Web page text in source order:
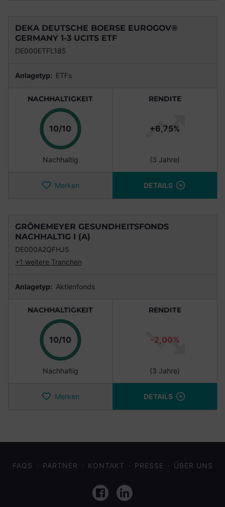
DEKA DEUTSCHE BOERSE EUROGOV®
GERMANY 1-3 UCITS ETF
DE000ETFL185
Anlagetyp: ETFs
NACHHALTIGKEIT
10/10 Punkte
Nachhaltig
RENDITE
+6,75%
(3 Jahre)
Merken DETAILS
GRÖNEMEYER GESUNDHEITSFONDS
NACHHALTIG I (A)
DE000A2QFHJ5
+1 weitere Tranchen
Anlagetyp: Aktienfonds
NACHHALTIGKEIT
10/10 Punkte
Nachhaltig
RENDITE
-2,00%
(3 Jahre)
Merken DETAILS
FAQS PARTNER KONTAKT PRESSE ÜBER UNS
FacebookLinkedIn